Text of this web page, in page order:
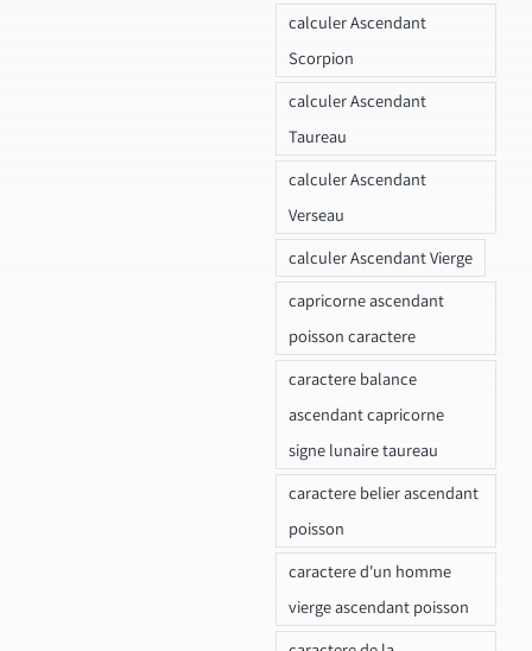
calculer Ascendant
Scorpion
calculer Ascendant
Taureau
calculer Ascendant
Verseau
calculer Ascendant Vierge
capricorne ascendant
poisson caractere
caractere balance
ascendant capricorne
signe lunaire taureau
caractere belier ascendant
poisson
caractere d'un homme
vierge ascendant poisson